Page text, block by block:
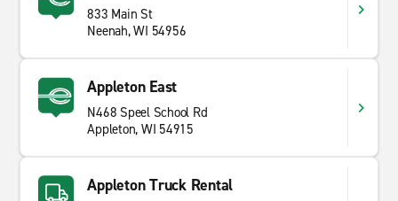
833 Main St
Neenah, WI 54956
Appleton East
N468 Speel School Rd
Appleton, WI 54915
Appleton Truck Rental